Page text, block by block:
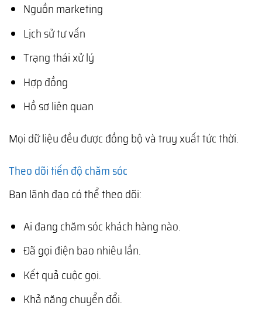
Nguồn marketing
Lịch sử tư vấn
Trạng thái xử lý
Hợp đồng
Hồ sơ liên quan
Mọi dữ liệu đều được đồng bộ và truy xuất tức thời.
Theo dõi tiến độ chăm sóc
Ban lãnh đạo có thể theo dõi:
Ai đang chăm sóc khách hàng nào.
Đã gọi điện bao nhiêu lần.
Kết quả cuộc gọi.
Khả năng chuyển đổi.